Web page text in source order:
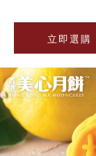
立即選購